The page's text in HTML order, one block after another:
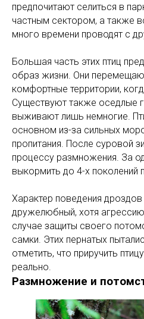
предпочитают селиться в
частным сектором, а также
много времени проводят с
Большая часть этих птиц
образ жизни. Они
комфортные территории,
Существуют также оседлые
выживают лишь немногие.
основном из-за сильных
пропитания. После суровой
процессу размножения. За
выкормить до 4-х поколений
Характер поведения
дружелюбный, хотя
случае защиты своего
самки. Этих пернатых
отметить, что приручить
реально.
Размножение и